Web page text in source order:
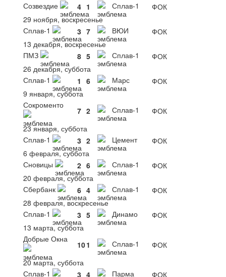
Созвездие
4 1 Сплав-1
ФОК
29 ноября, воскресенье
Сплав-1
3 7 ВЮИ
ФОК
13 декабря, воскресенье
ПМЗ
8 5 Сплав-1
ФОК
26 декабря, суббота
Сплав-1
1 6 Марс
ФОК
9 января, суббота
Сокроменто
7 2 Сплав-1
ФОК
23 января, суббота
Сплав-1
3 2 Цемент
ФОК
6 февраля, суббота
Сновицы
2 6 Сплав-1
ФОК
20 февраля, суббота
Сбербанк
6 4 Сплав-1
ФОК
28 февраля, воскресенье
Сплав-1
3 5 Динамо
ФОК
13 марта, суббота
Добрые Окна
101 Сплав-1
ФОК
20 марта, суббота
Сплав-1
3 4 Парма
ФОК